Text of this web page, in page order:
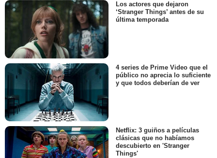
Los actores que dejaron
‘Stranger Things’ antes de su
última temporada
4 series de Prime Video que el
público no aprecia lo suficiente
y que todos deberían de ver
Netflix: 3 guiños a películas
clásicas que no habíamos
descubierto en 'Stranger
Things'